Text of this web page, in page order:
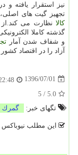
نیز استقرار یافته
تجهیز گیت های اصلی،
كالانظارت می كند.از
گذشته كاملا
و شفاف شدن آمار
آزاد را در اقتصاد
1396/07/01
5.0
/
5
تگهای خبر:
گمرك
این مطلب نیوباکس